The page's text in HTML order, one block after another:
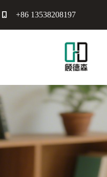
+86 13538208197